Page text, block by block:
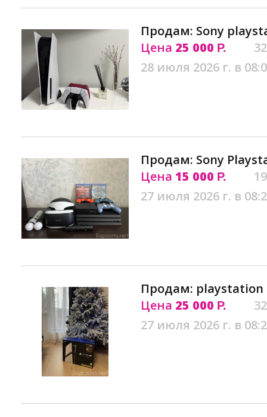
Продам: Sony
Цена 25 000 Р.
28 июля 2026 г. в
Продам: Sony
Цена 15 000 Р.
27 июля 2026 г. в
Продам: playstation
Цена 25 000 Р.
27 июля 2026 г. в